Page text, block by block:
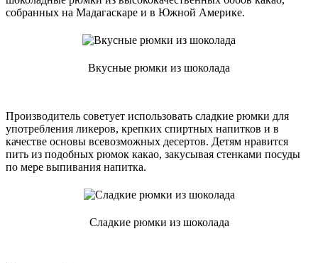
собранных на Мадагаскаре и в Южной Америке.
Вкусные рюмки из шоколада
Производитель советует использовать сладкие рюмки для
употребления ликеров, крепких спиртных напитков и в
качестве основы всевозможных десертов. Детям нравится
пить из подобных рюмок какао, закусывая стенками посуды
по мере выпивания напитка.
Сладкие рюмки из шоколада